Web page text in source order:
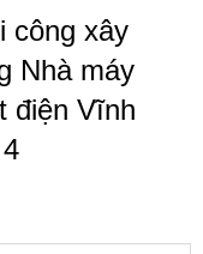
công xây
Nhà máy
điện Vĩnh